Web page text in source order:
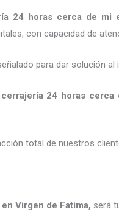
24 horas cerca de mi
con capacidad de
para dar solución al
cerrajería 24 horas cerca
total de nuestros
en Virgen de Fatima, será